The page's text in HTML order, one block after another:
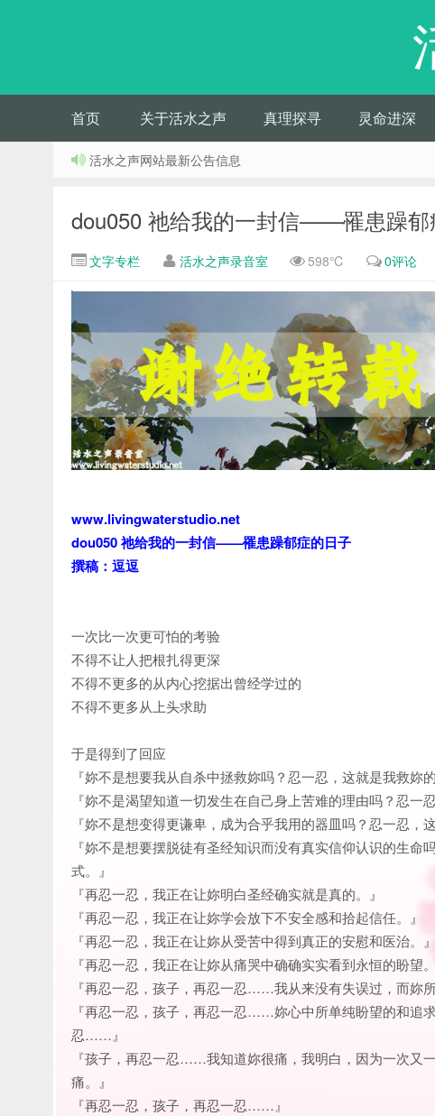
首页 关于活水之声 真理探寻 灵命进深
活水之声网站最新公告信息
dou050 祂给我的一封信——罹患躁郁
文字专栏 活水之声录音室 598℃ 0评论
www.livingwaterstudio.net
dou050 祂给我的一封信——罹患躁郁症的日子
撰稿：逗逗
一次比一次更可怕的考验
不得不让人把根扎得更深
不得不更多的从内心挖据出曾经学过的
不得不更多从上头求助
于是得到了回应
『妳不是想要我从自杀中拯救妳吗？忍一忍，这就是我救妳的
『妳不是渴望知道一切发生在自己身上苦难的理由吗？忍一
『妳不是想变得更谦卑，成为合乎我用的器皿吗？忍一忍，
『妳不是想要摆脱徒有圣经知识而没有真实信仰认识的生
式。』
『再忍一忍，我正在让妳明白圣经确实就是真的。』
『再忍一忍，我正在让妳学会放下不安全感和拾起信任。』
『再忍一忍，我正在让妳从受苦中得到真正的安慰和医治。』
『再忍一忍，我正在让妳从痛哭中确确实实看到永恒的盼望。
『再忍一忍，孩子，再忍一忍……我从来没有失误过，而妳
『再忍一忍，孩子，再忍一忍……妳心中所单纯盼望的和追
忍……』
『孩子，再忍一忍……我知道妳很痛，我明白，因为一次又
痛。』
『再忍一忍，孩子，再忍一忍……』